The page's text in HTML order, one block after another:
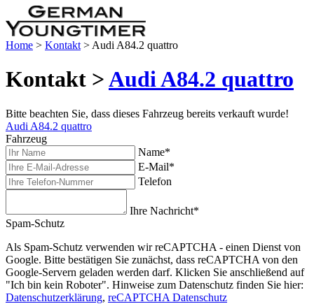
Home > Kontakt > Audi A84.2 quattro
Kontakt >Audi A84.2 quattro
Bitte beachten Sie, dass dieses Fahrzeug bereits verkauft wurde!
Audi A84.2 quattro
Fahrzeug
Name*
E-Mail*
Telefon
Ihre Nachricht*
Spam-Schutz
Als Spam-Schutz verwenden wir reCAPTCHA - einen Dienst von
Google. Bitte bestätigen Sie zunächst, dass reCAPTCHA von den
Google-Servern geladen werden darf. Klicken Sie anschließend auf
"Ich bin kein Roboter". Hinweise zum Datenschutz finden Sie hier:
Datenschutzerklärung, reCAPTCHA Datenschutz